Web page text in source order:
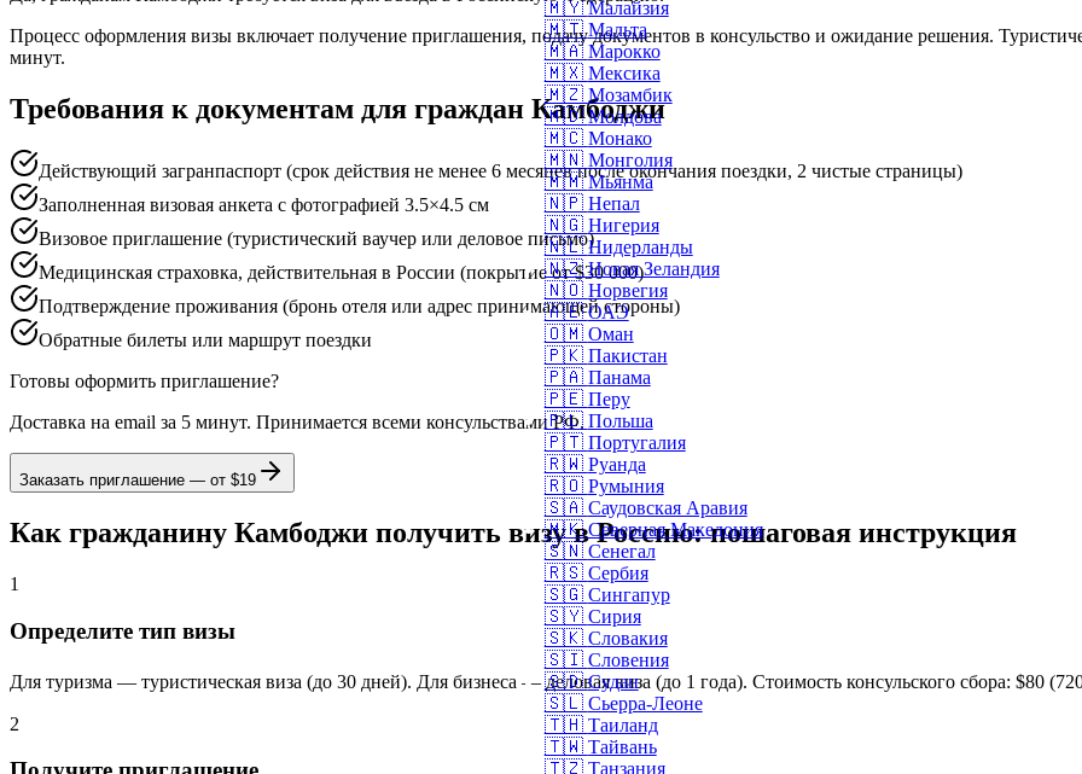
🇲🇾 Малайзия
🇲🇹 Мальта
🇲🇦 Марокко
🇲🇽 Мексика
🇲🇿 Мозамбик
🇲🇩 Молдова
🇲🇨 Монако
🇲🇳 Монголия
🇲🇲 Мьянма
🇳🇵 Непал
🇳🇬 Нигерия
🇳🇱 Нидерланды
🇳🇿 Новая Зеландия
🇳🇴 Норвегия
🇦🇪 ОАЭ
🇴🇲 Оман
🇵🇰 Пакистан
🇵🇦 Панама
🇵🇪 Перу
🇵🇱 Польша
🇵🇹 Португалия
🇷🇼 Руанда
🇷🇴 Румыния
🇸🇦 Саудовская Аравия
🇲🇰 Северная Македония
🇸🇳 Сенегал
🇷🇸 Сербия
🇸🇬 Сингапур
🇸🇾 Сирия
🇸🇰 Словакия
🇸🇮 Словения
🇸🇩 Судан
🇸🇱 Сьерра-Леоне
🇹🇭 Таиланд
🇹🇼 Тайвань
🇹🇿 Танзания
Процесс оформления визы включает получение приглашения, подачу документов в консульство и ожидание решения.
минут.
Требования к документам для граждан Камбоджи
Действующий загранпаспорт (срок действия не менее 6 месяцев после окончания поездки, 2 чистые страницы)
Заполненная визовая анкета с фотографией 3.5×4.5 см
Визовое приглашение (туристический ваучер или деловое письмо)
Медицинская страховка, действительная в России (покрытие от $30 000)
Подтверждение проживания (бронь отеля или адрес принимающей стороны)
Обратные билеты или маршрут поездки
Готовы оформить приглашение?
Доставка на email за 5 минут. Принимается всеми консульствами РФ.
Заказать приглашение — от $19
Как гражданину Камбоджи получить визу в Россию: пошаговая инструкция
1
Определите тип визы
Для туризма — туристическая виза (до 30 дней). Для бизнеса — деловая виза (до 1 года). Стоимость консульского сбора: $80
2